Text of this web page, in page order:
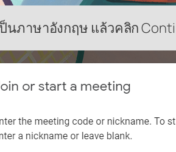
นภาษาอังกฤษ แล้วคลิก